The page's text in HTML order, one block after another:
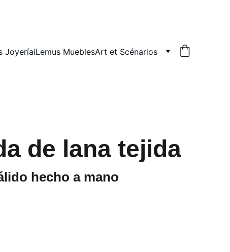
JoyeríaiLemus MueblesArt et Scénarios
de lana tejida
hecho a mano